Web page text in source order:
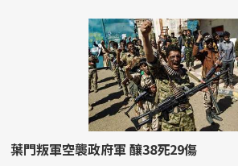
葉門叛軍空襲政府軍 釀38死29傷